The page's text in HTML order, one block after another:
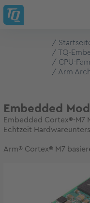
TQ-
CPU-
Arm
Embedded
Embedded Cortex®-M7
Echtzeit
Arm® Cortex® M7